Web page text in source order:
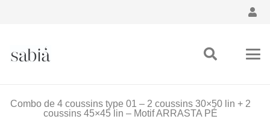
Combo de 4 coussins type 01 – 2 coussins 30×50 lin + 2
coussins 45×45 lin – Motif ARRASTA PÉ